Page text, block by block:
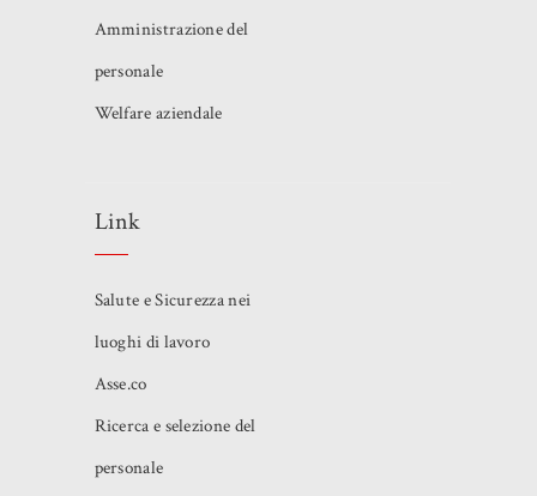
Amministrazione del
personale
Welfare aziendale
Link
Salute e Sicurezza nei
luoghi di lavoro
Asse.co
Ricerca e selezione del
personale